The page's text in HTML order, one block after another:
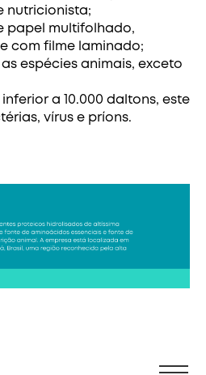
nutricionista;
papel multifolhado,
com filme laminado;
espécies animais, exceto
a 10.000 daltons, este
vírus e príons.